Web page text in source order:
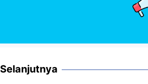
Selanjutnya